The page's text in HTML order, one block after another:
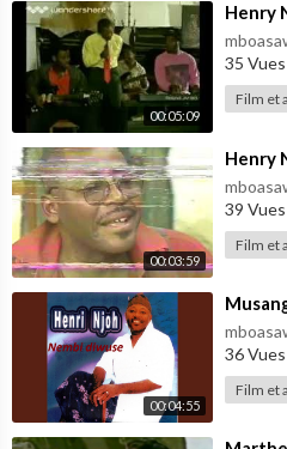
00:05:09
⁣Henry
35 Vues
Film et
00:03:59
⁣Henry
39 Vues
Film et
00:04:55
36 Vues
Film et